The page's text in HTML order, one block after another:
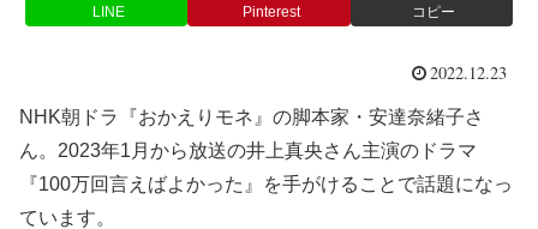
LINE Pinterest コピー
2022.12.23
NHK朝ドラ『おかえりモネ』の脚本家・安達奈緒子さ
ん。2023年1月から放送の井上真央さん主演のドラマ
『100万回言えばよかった』を手がけることで話題になっ
ています。